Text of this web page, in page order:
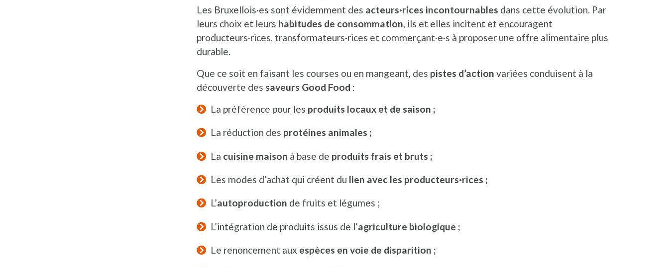
Les Bruxellois·es sont évidemment des acteurs·rices incontournables dans cette évolution. Par
leurs choix et leurs habitudes de consommation, ils et elles incitent et encouragent
producteurs·rices, transformateurs·rices et commerçant·e·s à proposer une offre alimentaire plus
durable.
Que ce soit en faisant les courses ou en mangeant, des pistes d’action variées conduisent à la
découverte des saveurs Good Food :
La préférence pour les produits locaux et de saison ;
La réduction des protéines animales ;
La cuisine maison à base de produits frais et bruts ;
Les modes d’achat qui créent du lien avec les producteurs·rices ;
L’autoproduction de fruits et légumes ;
L’intégration de produits issus de l’agriculture biologique ;
Le renoncement aux espèces en voie de disparition ;